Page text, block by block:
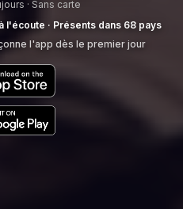
· Sans carte
l'écoute · Présents dans 68 pays
l'app dès le premier jour